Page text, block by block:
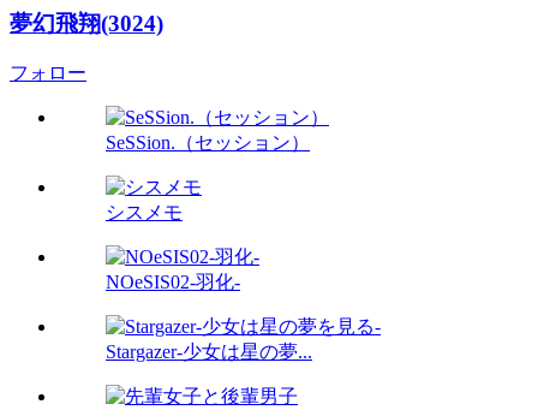
夢幻飛翔(3024)
フォロー
SeSSion.（セッション）
シスメモ
NOeSIS02-羽化-
Stargazer-少女は星の夢...